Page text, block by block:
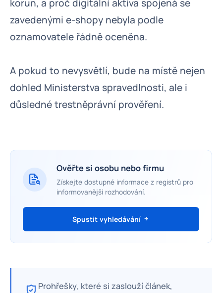
korun, a proč digitální aktiva spojená se
zavedenými e-shopy nebyla podle
oznamovatele řádně oceněna.
A pokud to nevysvětlí, bude na místě nejen
dohled Ministerstva spravedlnosti, ale i
důsledné trestněprávní prověření.
Ověřte si osobu nebo firmu
Získejte dostupné informace z registrů pro
informovanější rozhodování.
Spustit vyhledávání
Prohřešky, které si zaslouží článek,